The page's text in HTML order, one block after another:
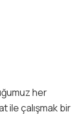
her
ile çalışmak bir